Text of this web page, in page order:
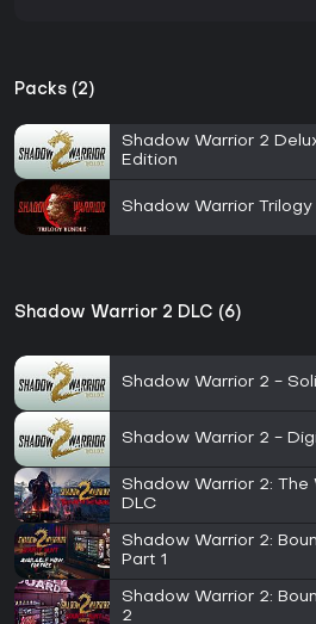
Packs (2)
Shadow Warrior 2
Edition
Shadow Warrior Trilogy
Shadow Warrior 2 DLC (6)
Shadow Warrior 2 -
Shadow Warrior 2 -
Shadow Warrior 2: The
DLC
Shadow Warrior 2:
Part 1
Shadow Warrior 2:
2